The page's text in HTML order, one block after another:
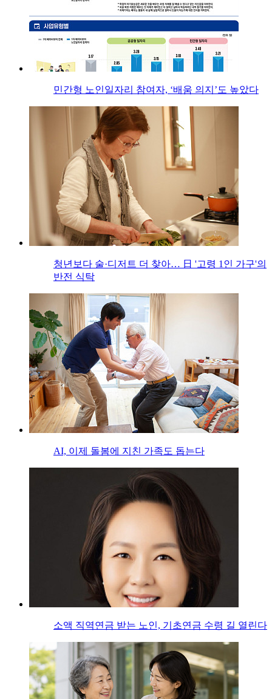
민간형 노인일자리 참여자, ‘배움 의지’도 높았다
청년보다 술·디저트 더 찾아… 日 '고령 1인 가구'의
반전 식탁
AI, 이제 돌봄에 지친 가족도 돕는다
소액 직역연금 받는 노인, 기초연금 수령 길 열린다